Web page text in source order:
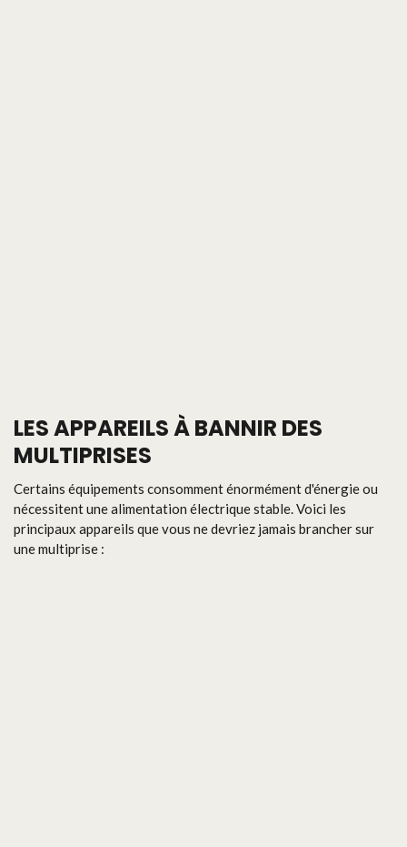
LES APPAREILS À BANNIR DES
MULTIPRISES
Certains équipements consomment énormément d'énergie ou
nécessitent une alimentation électrique stable. Voici les
principaux appareils que vous ne devriez jamais brancher sur
une multiprise :